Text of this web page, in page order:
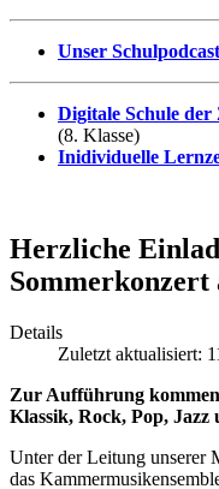
Unser Schulpodcast
Digitale Schule
(8. Klasse)
Inidividuelle
Herzliche
Sommerkonzert
Details
Zuletzt aktualisiert:
Zur Aufführung
Klassik, Rock, Pop,
Unter der Leitung unserer
das